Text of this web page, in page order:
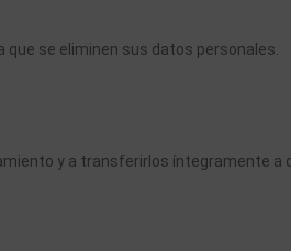
se eliminen sus datos personales.
y a transferirlos íntegramente a